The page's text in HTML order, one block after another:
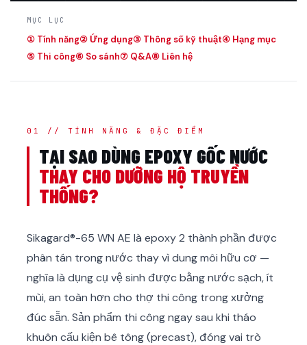
MỤC LỤC
① Tính năng② Ứng dụng③ Thông số kỹ thuật④ Hạng mục
⑤ Thi công⑥ So sánh⑦ Q&A⑧ Liên hệ
01 // TÍNH NĂNG & ĐẶC ĐIỂM
TẠI SAO DÙNG EPOXY GỐC NƯỚC
THAY CHO DƯỠNG HỘ TRUYỀN
THỐNG?
Sikagard®-65 WN AE là epoxy 2 thành phần được
phân tán trong nước thay vì dung môi hữu cơ —
nghĩa là dụng cụ vệ sinh được bằng nước sạch, ít
mùi, an toàn hơn cho thợ thi công trong xưởng
đúc sẵn. Sản phẩm thi công ngay sau khi tháo
khuôn cấu kiện bê tông (precast), đóng vai trò